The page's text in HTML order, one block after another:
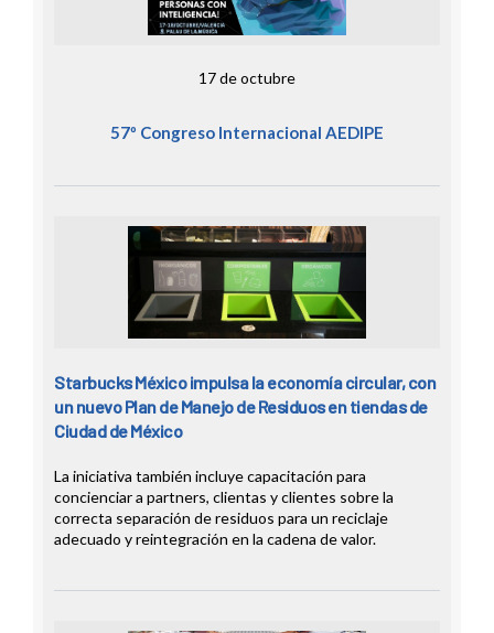
17 de octubre
57º Congreso Internacional AEDIPE
Starbucks México impulsa la economía circular, con
un nuevo Plan de Manejo de Residuos en tiendas de
Ciudad de México
La iniciativa también incluye capacitación para
concienciar a partners, clientas y clientes sobre la
correcta separación de residuos para un reciclaje
adecuado y reintegración en la cadena de valor.